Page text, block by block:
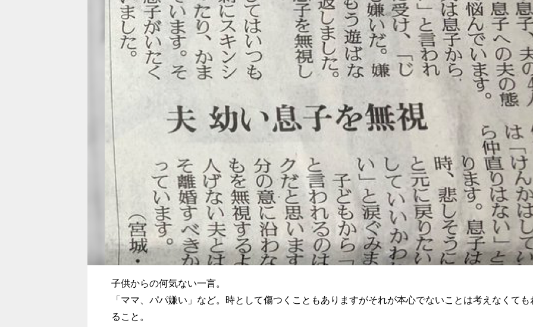
子供からの何気ない一言。
「ママ、パパ嫌い」など。時として傷つくこともありますがそれが本心でないことは考えなくても
ること。